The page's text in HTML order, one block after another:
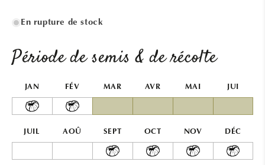
En rupture de stock
Période de semis & de récolte
JAN FÉV MAR AVR MAI JUI
JUIL AOÛ SEPT OCT NOV DÉC